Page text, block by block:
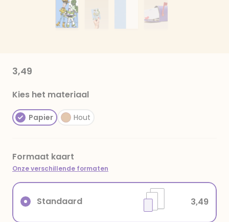
3,49
Kies het materiaal
Papier Hout
Formaat kaart
Onze verschillende formaten
Standaard 3,49